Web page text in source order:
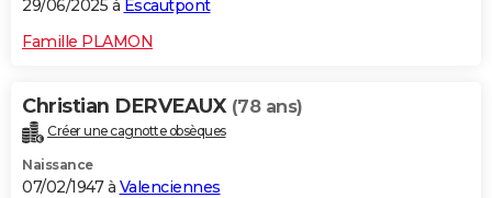
29/06/2025 à Escautpont
Famille PLAMON
Christian DERVEAUX (78 ans)
Créer une cagnotte obsèques
Naissance
07/02/1947 à Valenciennes